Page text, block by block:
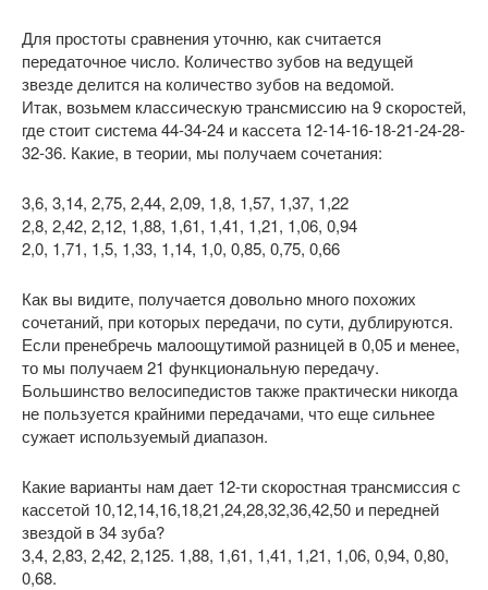
Для простоты сравнения уточню, как считается
передаточное число. Количество зубов на ведущей
звезде делится на количество зубов на ведомой.
Итак, возьмем классическую трансмиссию на 9 скоростей,
где стоит система 44-34-24 и кассета 12-14-16-18-21-24-28-
32-36. Какие, в теории, мы получаем сочетания:
3,6, 3,14, 2,75, 2,44, 2,09, 1,8, 1,57, 1,37, 1,22
2,8, 2,42, 2,12, 1,88, 1,61, 1,41, 1,21, 1,06, 0,94
2,0, 1,71, 1,5, 1,33, 1,14, 1,0, 0,85, 0,75, 0,66
Как вы видите, получается довольно много похожих
сочетаний, при которых передачи, по сути, дублируются.
Если пренебречь малоощутимой разницей в 0,05 и менее,
то мы получаем 21 функциональную передачу.
Большинство велосипедистов также практически никогда
не пользуется крайними передачами, что еще сильнее
сужает используемый диапазон.
Какие варианты нам дает 12-ти скоростная трансмиссия с
кассетой 10,12,14,16,18,21,24,28,32,36,42,50 и передней
звездой в 34 зуба?
3,4, 2,83, 2,42, 2,125. 1,88, 1,61, 1,41, 1,21, 1,06, 0,94, 0,80,
0,68.